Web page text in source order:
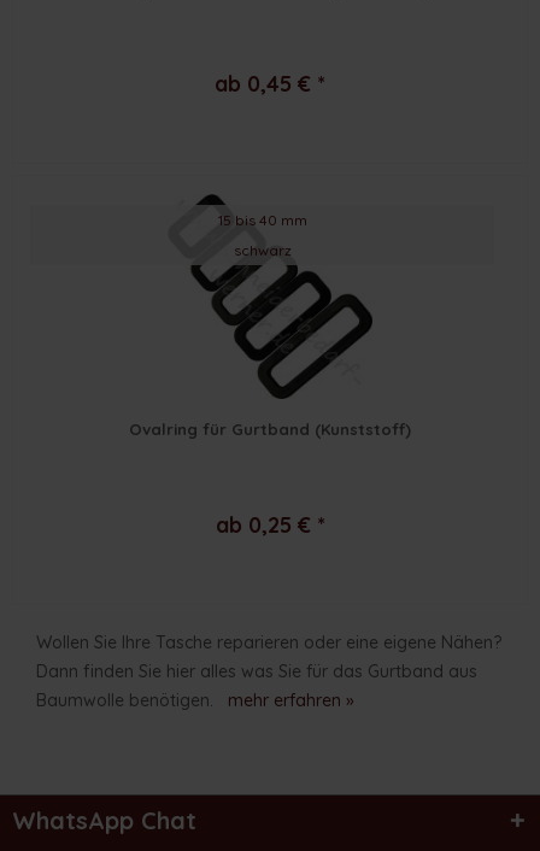
ab 0,45 € *
15 bis 40 mm
schwarz
Ovalring für Gurtband (Kunststoff)
ab 0,25 € *
Wollen Sie Ihre Tasche reparieren oder eine eigene Nähen?
Dann finden Sie hier alles was Sie für das Gurtband aus
Baumwolle benötigen. mehr erfahren »
WhatsApp Chat